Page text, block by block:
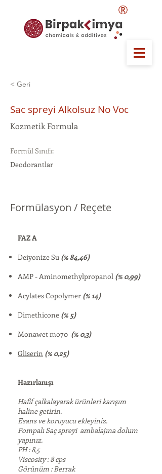
®
< Geri
Sac spreyi Alkolsuz No Voc
Kozmetik Formula
Formül Sınıfı:
Deodorantlar
Formülasyon / Reçete
FAZ A
Deiyonize Su (% 84,46)
AMP - Aminomethylpropanol (% 0,99)
Acylates Copolymer (% 14)
Dimethicone (% 5)
Monawet mo70 (% 0,3)
Gliserin (% 0,25)
Hazırlanışı
Hafif çalkalayarak ürünleri karışım
haline getirin.
Esans ve koruyucu ekleyiniz.
Pompalı Saç spreyi ambalajına dolum
yapınız.
PH : 8,5
Viscosity : 8 cps
Görünüm : Berrak